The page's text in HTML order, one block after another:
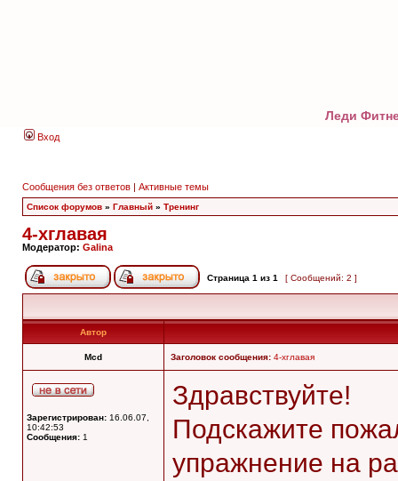
Леди
Вход
Сообщения без ответов | Активные темы
Список форумов » Главный » Тренинг
4-хглавая
Модератор: Galina
Страница 1 из 1 [ Сообщений: 2 ]
Автор
Mcd Заголовок сообщения: 4-хглавая
Зарегистрирован: 16.06.07,
10:42:53
Сообщения: 1
Здравствуйте!
Подскажите
упражнение на